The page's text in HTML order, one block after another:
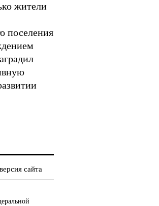
жители
поселения
сайта